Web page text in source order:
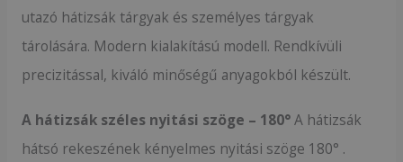
utazó hátizsák tárgyak és személyes tárgyak
tárolására. Modern kialakítású modell. Rendkívüli
precizitással, kiváló minőségű anyagokból készült.
A hátizsák széles nyitási szöge – 180°A hátizsák
hátsó rekeszének kényelmes nyitási szöge 180° .